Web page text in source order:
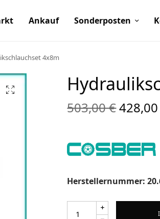
Ankauf Sonderposten
4x8m
503,00€
Preis
Herstellernummer: